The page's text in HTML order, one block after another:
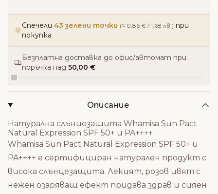
Спечели 43 зелени точки (≈ 0.86 € / 1.68 лв.) при
покупка
Безплатна доставка до офис/автомат при
поръчка над 50,00 €
Описание
Натурална слънцезащита Whamisa Sun Pact
Natural Expression SPF 50+ и PA++++
Whamisa Sun Pact Natural Expression SPF 50+ и
PA++++ е сертифициран натурален продукт с
висока слънцезащита. Лекият, розов цвят с
нежен озаряващ ефект придава здрав и сияен